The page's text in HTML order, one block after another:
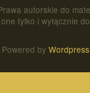
autorskie do
one tylko i wyłącznie
Powered by Wordpress